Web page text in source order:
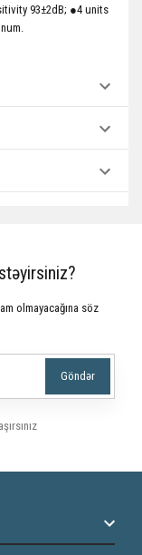
93±2dB; ●4 units
olmayacağına söz